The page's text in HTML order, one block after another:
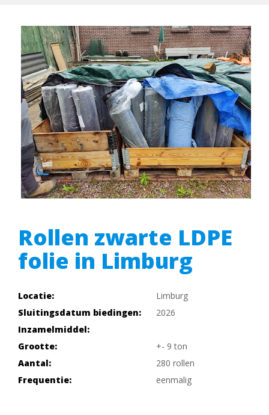
Rollen zwarte LDPE
folie in Limburg
Locatie:
Limburg
Sluitingsdatum biedingen:
2026
Inzamelmiddel:
Grootte:
+- 9 ton
Aantal:
280 rollen
Frequentie:
eenmalig